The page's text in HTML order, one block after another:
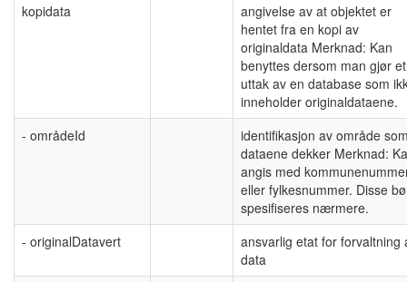
kopidata
angivelse av at objektet er
hentet fra en kopi av
originaldata Merknad: Kan
benyttes dersom man gjør et
uttak av en database som
inneholder originaldataene.
- områdeId
identifikasjon av område
dataene dekker Merknad:
angis med
eller fylkesnummer. Disse
spesifiseres nærmere.
- originalDatavert
ansvarlig etat for forvaltning
data